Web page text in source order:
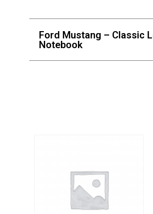
Ford Mustang – Classic
Notebook